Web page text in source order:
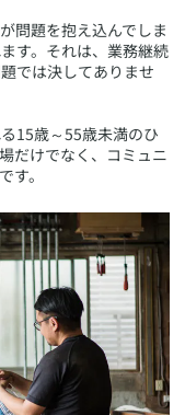
問題を抱え込んでしま
す。それは、業務継続
では決してありませ
15歳～55歳未満のひ
だけでなく、コミュニ
す。